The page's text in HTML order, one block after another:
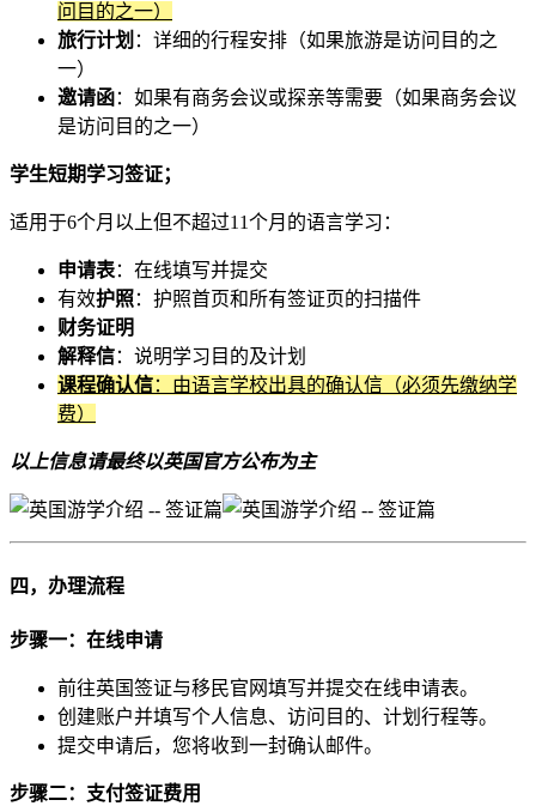
问目的之一）
旅行计划 ：详细的行程安排（如果旅游是访问目的之
一）
邀请函：如果有商务会议或探亲等需要（如果商务会议
是访问目的之一）
学生短期学习签证；
适用于6个月以上但不超过11个月的语言学习：
申请表：在线填写并提交
有效护照：护照首页和所有签证页的扫描件
财务证明
解释信：说明学习目的及计划
课程确认信：由语言学校出具的确认信（必须先缴纳学
费）
以上信息请最终以英国官方公布为主
四，办理流程
步骤一：在线申请
前往英国签证与移民官网填写并提交在线申请表。
创建账户并填写个人信息、访问目的、计划行程等。
提交申请后，您将收到一封确认邮件。
步骤二：支付签证费用